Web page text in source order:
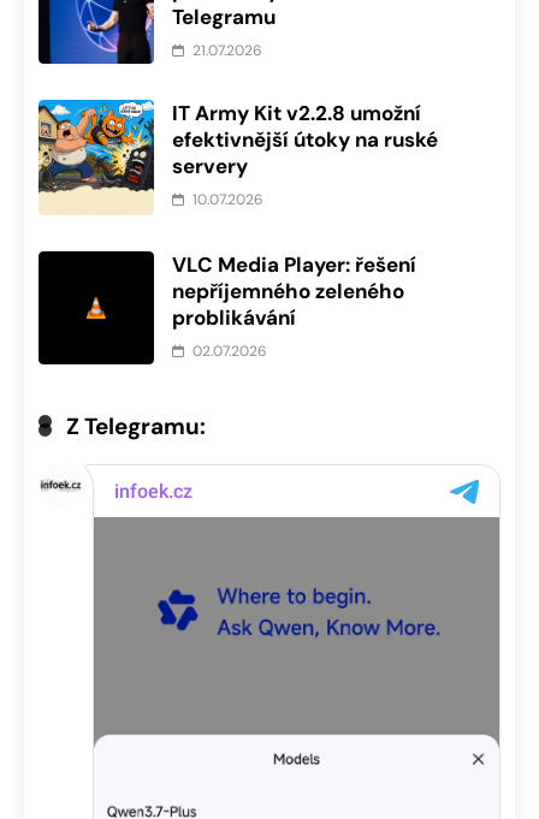
Telegramu
21.07.2026
IT Army Kit v2.2.8 umožní
efektivnější útoky na ruské
servery
10.07.2026
VLC Media Player: řešení
nepříjemného zeleného
problikávání
02.07.2026
Z Telegramu: